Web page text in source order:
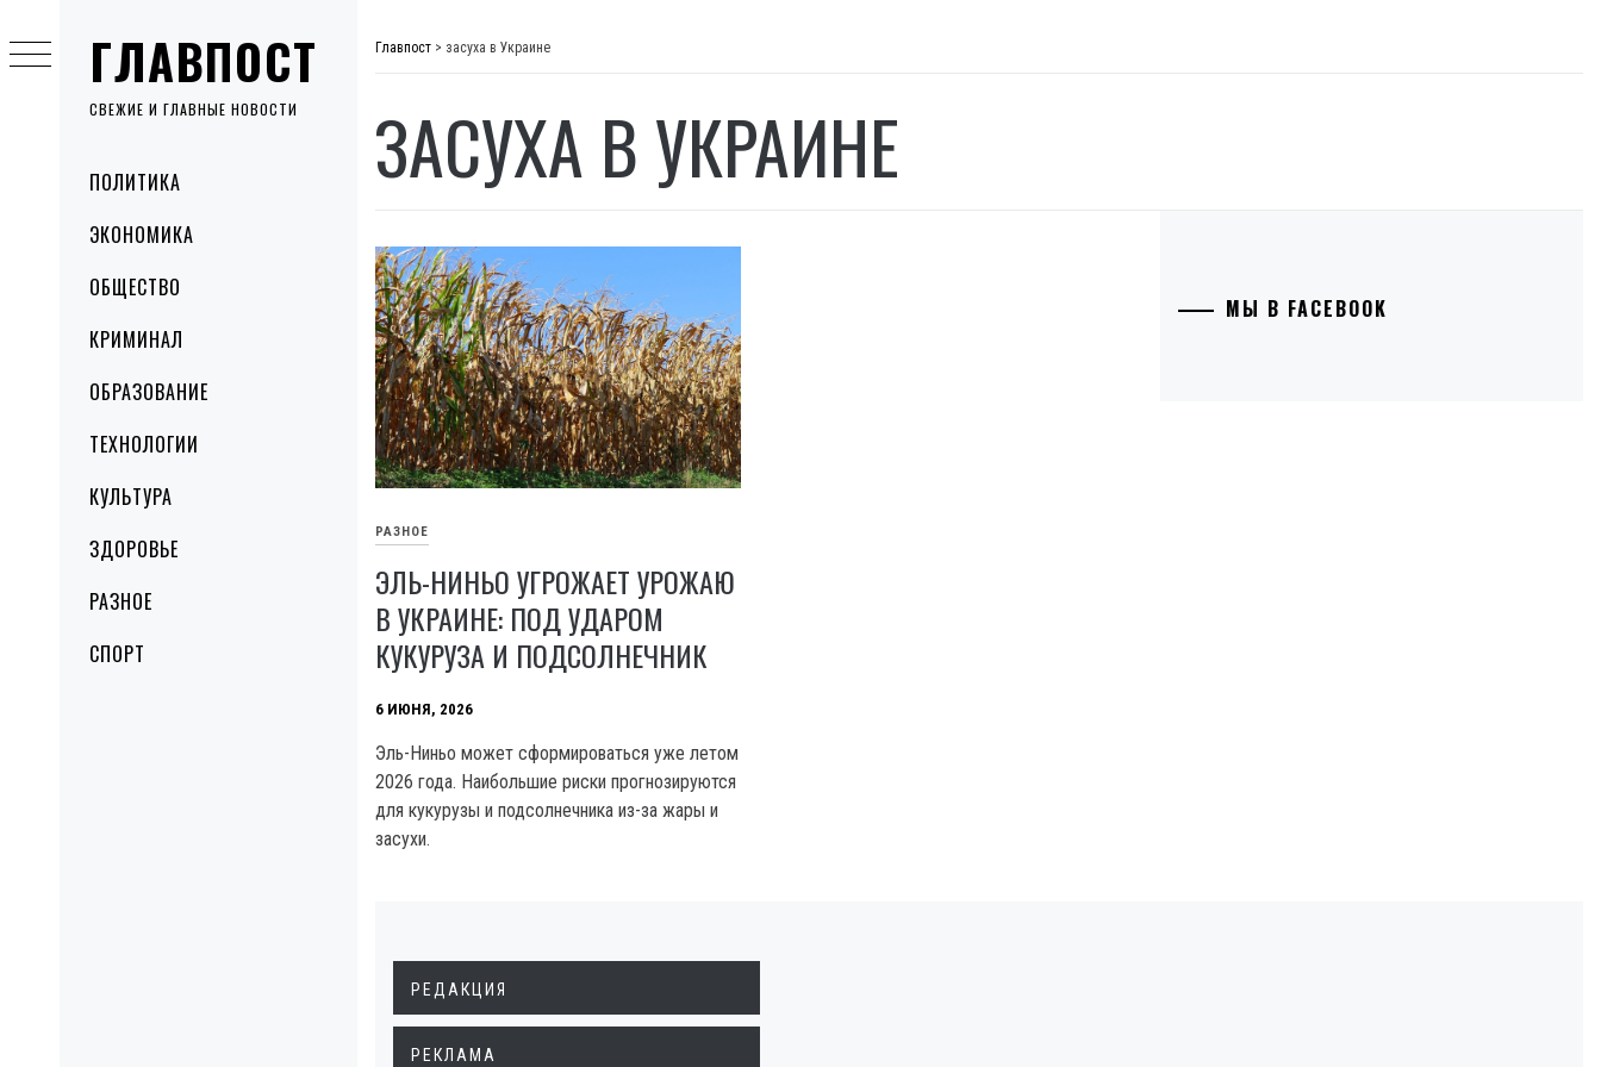
ГЛАВПОСТ
СВЕЖИЕ И ГЛАВНЫЕ НОВОСТИ
MenuПОЛИТИКА
ЭКОНОМИКА
ОБЩЕСТВО
КРИМИНАЛ
ОБРАЗОВАНИЕ
ТЕХНОЛОГИИ
КУЛЬТУРА
ЗДОРОВЬЕ
РАЗНОЕ
СПОРТ
to
content
Главпост > засуха в Украине
ЗАСУХА В УКРАИНЕ
РАЗНОЕ
ЭЛЬ-НИНЬО УГРОЖАЕТ УРОЖАЮ
В УКРАИНЕ: ПОД УДАРОМ
КУКУРУЗА И ПОДСОЛНЕЧНИК
6 ИЮНЯ, 2026
Эль-Ниньо может сформироваться уже летом
2026 года. Наибольшие риски прогнозируются
для кукурузы и подсолнечника из-за жары и
засухи.
МЫ В FACEBOOK
РЕДАКЦИЯ
РЕКЛАМА